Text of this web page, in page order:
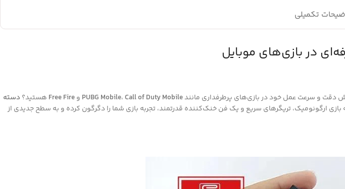
تکمیلی
دقت و سرعت عمل خود در بازی‌های پرطرفداری مانند PUBG Mobile،Call of Duty Mobile وFree Fire هستید؟ دسته
ارگونومیک، تریگرهای سریع و یک فن خنک‌کننده قدرتمند، تجربه بازی شما را دگرگون کرده و به سطح جدیدی از